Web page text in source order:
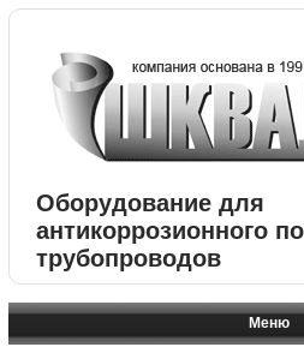
Оборудование для
антикоррозионного
трубопроводов
Меню